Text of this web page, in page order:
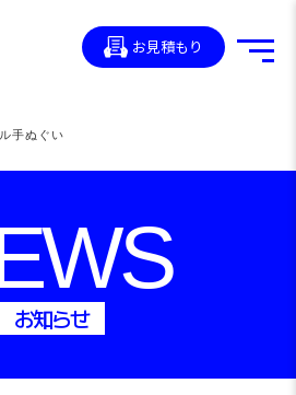
お見積もり
手ぬぐい
お知らせ